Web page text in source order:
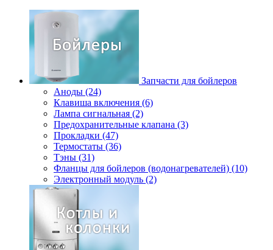
Запчасти для бойлеров
Аноды (24)
Клавиша включения (6)
Лампа сигнальная (2)
Предохранительные клапана (3)
Прокладки (47)
Термостаты (36)
Тэны (31)
Фланцы для бойлеров (водонагревателей) (10)
Электронный модуль (2)